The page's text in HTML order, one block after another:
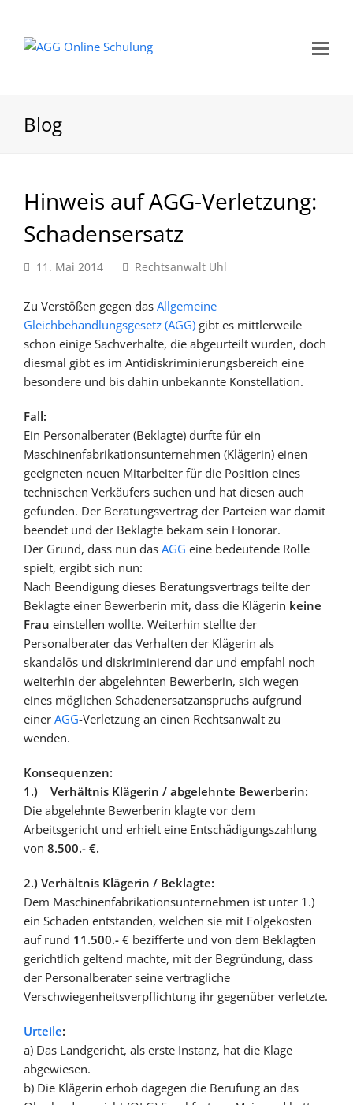
Blog
Hinweis auf AGG-Verletzung:
Schadensersatz
11. Mai 2014 Rechtsanwalt Uhl
Zu Verstößen gegen das Allgemeine
Gleichbehandlungsgesetz (AGG) gibt es mittlerweile
schon einige Sachverhalte, die abgeurteilt wurden, doch
diesmal gibt es im Antidiskriminierungsbereich eine
besondere und bis dahin unbekannte Konstellation.
Fall:
Ein Personalberater (Beklagte) durfte für ein
Maschinenfabrikationsunternehmen (Klägerin) einen
geeigneten neuen Mitarbeiter für die Position eines
technischen Verkäufers suchen und hat diesen auch
gefunden. Der Beratungsvertrag der Parteien war damit
beendet und der Beklagte bekam sein Honorar.
Der Grund, dass nun das AGG eine bedeutende Rolle
spielt, ergibt sich nun:
Nach Beendigung dieses Beratungsvertrags teilte der
Beklagte einer Bewerberin mit, dass die Klägerin keine
Frau einstellen wollte. Weiterhin stellte der
Personalberater das Verhalten der Klägerin als
skandalös und diskriminierend dar und empfahl noch
weiterhin der abgelehnten Bewerberin, sich wegen
eines möglichen Schadenersatzanspruchs aufgrund
einer AGG-Verletzung an einen Rechtsanwalt zu
wenden.
Konsequenzen:
1.) Verhältnis Klägerin / abgelehnte Bewerberin:
Die abgelehnte Bewerberin klagte vor dem
Arbeitsgericht und erhielt eine Entschädigungszahlung
von 8.500.- €.
2.) Verhältnis Klägerin / Beklagte:
Dem Maschinenfabrikationsunternehmen ist unter 1.)
ein Schaden entstanden, welchen sie mit Folgekosten
auf rund 11.500.- € bezifferte und von dem Beklagten
gerichtlich geltend machte, mit der Begründung, dass
der Personalberater seine vertragliche
Verschwiegenheitsverpflichtung ihr gegenüber verletzte.
Urteile:
a) Das Landgericht, als erste Instanz, hat die Klage
abgewiesen.
b) Die Klägerin erhob dagegen die Berufung an das